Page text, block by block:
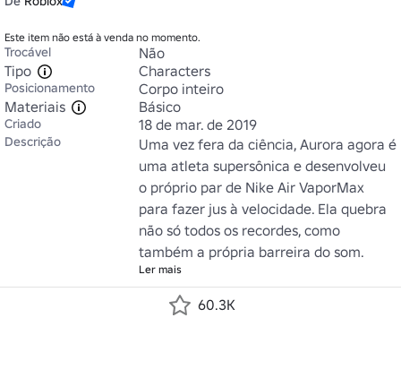
Este item não está à venda no momento.
Trocável
Não
Tipo
Characters
Posicionamento
Corpo inteiro
Materiais
Básico
Criado 18 de mar. de 2019
Descrição
Uma vez fera da ciência, Aurora agora é
uma atleta supersônica e desenvolveu
o próprio par de Nike Air VaporMax
para fazer jus à velocidade. Ela quebra
não só todos os recordes, como
também a própria barreira do som.
Ler mais
60.3K